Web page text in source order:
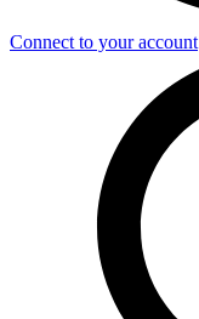
Connect to your account